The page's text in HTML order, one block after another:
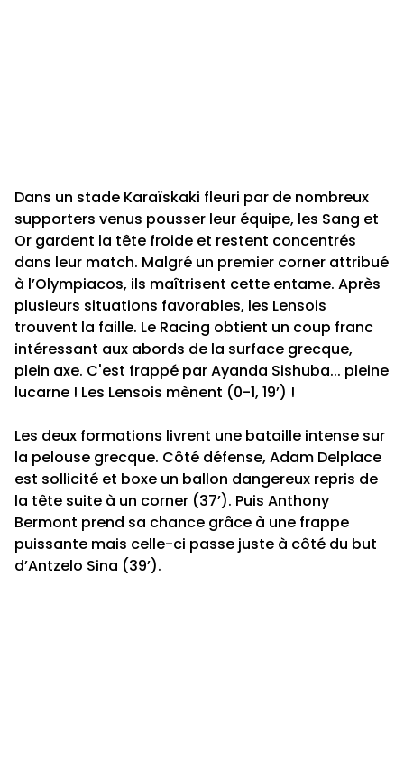
Dans un stade Karaïskaki fleuri par de nombreux
supporters venus pousser leur équipe, les Sang et
Or gardent la tête froide et restent concentrés
dans leur match. Malgré un premier corner attribué
à l’Olympiacos, ils maîtrisent cette entame. Après
plusieurs situations favorables, les Lensois
trouvent la faille. Le Racing obtient un coup franc
intéressant aux abords de la surface grecque,
plein axe. C'est frappé par Ayanda Sishuba... pleine
lucarne ! Les Lensois mènent (0-1, 19’) !
Les deux formations livrent une bataille intense sur
la pelouse grecque. Côté défense, Adam Delplace
est sollicité et boxe un ballon dangereux repris de
la tête suite à un corner (37’). Puis Anthony
Bermont prend sa chance grâce à une frappe
puissante mais celle-ci passe juste à côté du but
d’Antzelo Sina (39’).